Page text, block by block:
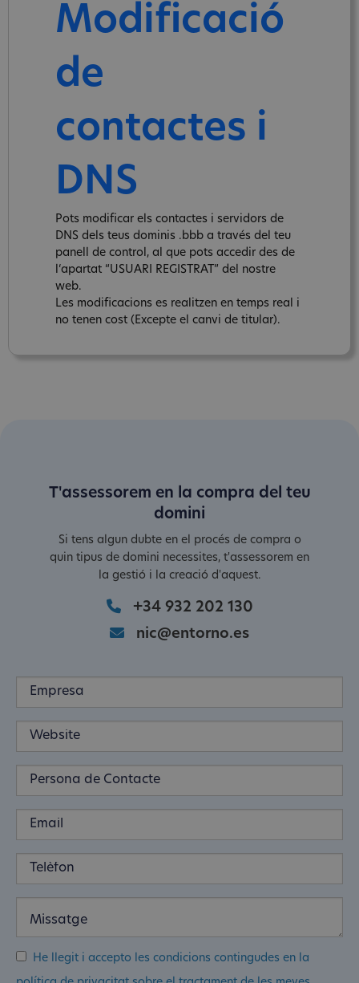
Modificació
de
contactes i
DNS
Pots modificar els contactes i servidors de
DNS dels teus dominis .bbb a través del teu
panell de control, al que pots accedir des de
l‘apartat “USUARI REGISTRAT” del nostre
web.
Les modificacions es realitzen en temps real i
no tenen cost (Excepte el canvi de titular).
T'assessorem en la compra del teu
domini
Si tens algun dubte en el procés de compra o
quin tipus de domini necessites, t'assessorem en
la gestió i la creació d'aquest.
+34 932 202 130
nic@entorno.es
He llegit i accepto les condicions contingudes en la